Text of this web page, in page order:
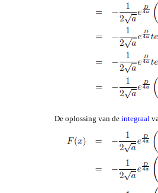
De oplossing van de integraal